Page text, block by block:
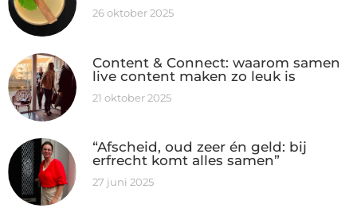
26 oktober 2025
Content & Connect: waarom samen
live content maken zo leuk is
21 oktober 2025
“Afscheid, oud zeer én geld: bij
erfrecht komt alles samen”
27 juni 2025